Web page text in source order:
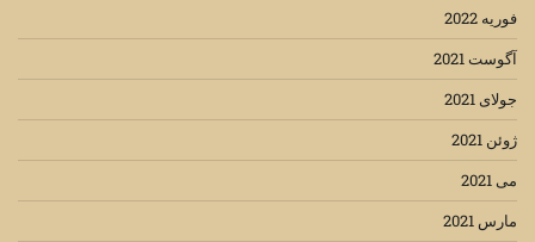
فوریه 2022
آگوست 2021
جولای 2021
ژوئن 2021
می 2021
مارس 2021